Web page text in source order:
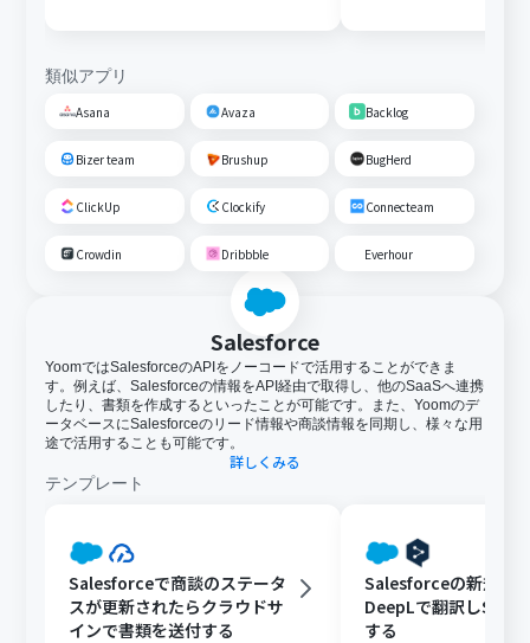
類似アプリ
Asana Avaza Backlog
Bizer team Brushup BugHerd
ClickUp Clockify Connecteam
Crowdin Dribbble Everhour
Salesforce
YoomではSalesforceのAPIをノーコードで活用することができま
す。例えば、Salesforceの情報をAPI経由で取得し、他のSaaSへ連携
したり、書類を作成するといったことが可能です。また、Yoomのデ
ータベースにSalesforceのリード情報や商談情報を同期し、様々な用
途で活用することも可能です。
詳しくみる
テンプレート
Salesforceで商談のステータ
スが更新されたらクラウドサ
インで書類を送付する
Salesforceの新規リ
DeepLで翻訳しSlack
する